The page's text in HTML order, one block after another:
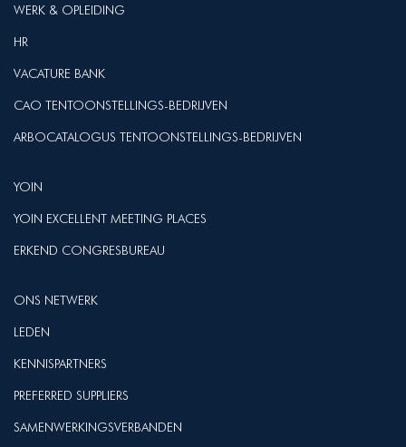
WERK & OPLEIDING
HR
VACATURE BANK
CAO TENTOONSTELLINGS-BEDRIJVEN
ARBOCATALOGUS TENTOONSTELLINGS-BEDRIJVEN
YOIN
YOIN EXCELLENT MEETING PLACES
ERKEND CONGRESBUREAU
ONS NETWERK
LEDEN
KENNISPARTNERS
PREFERRED SUPPLIERS
SAMENWERKINGSVERBANDEN